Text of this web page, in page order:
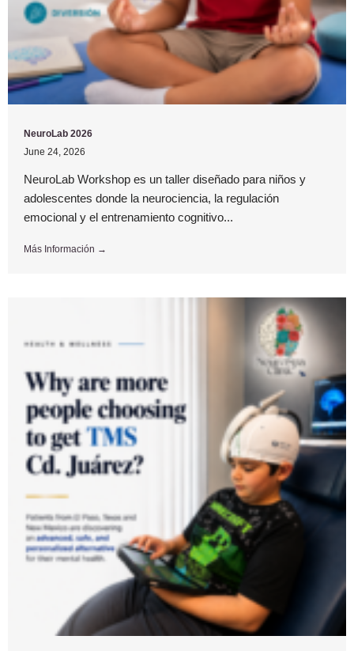
NeuroLab 2026
June 24, 2026
NeuroLab Workshop es un taller diseñado para niños y
adolescentes donde la neurociencia, la regulación
emocional y el entrenamiento cognitivo...
Más Información →